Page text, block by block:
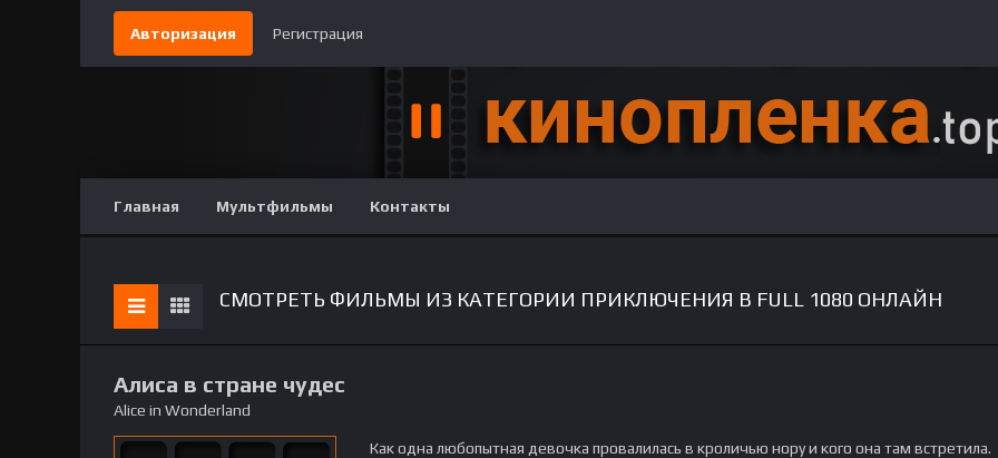
Авторизация Регистрация
Главная Мультфильмы Контакты
СМОТРЕТЬ ФИЛЬМЫ ИЗ КАТЕГОРИИ ПРИКЛЮЧЕНИЯ В FULL 1080 ОНЛАЙН
Алиса в стране чудес
Alice in Wonderland
Как одна любопытная девочка провалилась в кроличью нору и кого она там встретила.